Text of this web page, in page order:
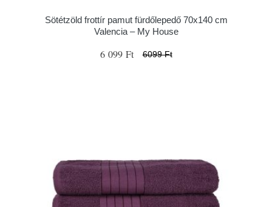
Sötétzöld frottír pamut fürdőlepedő 70x140 cm
Valencia – My House
6 099 Ft 6099 Ft